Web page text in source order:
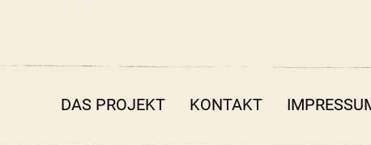
DAS PROJEKT KONTAKT